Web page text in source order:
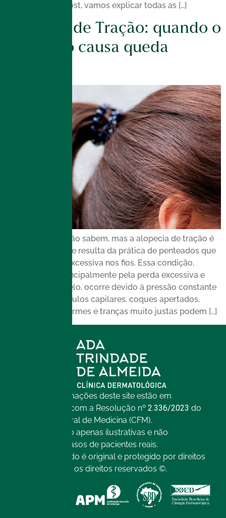
solução. Neste post, vamos explicar todas as […]
Alopecia de Tração: quando o
penteado causa queda
Muitas pessoas não sabem, mas a alopecia de tração é
uma condição que resulta da prática de penteados que
exercem tração excessiva nos fios. Essa condição,
caracterizada principalmente pela perda excessiva e
repentina de cabelo, ocorre devido à pressão constante
aplicada aos folículos capilares. coques apertados,
rabos de cavalo firmes e tranças muito justas podem […]
Todas as informações deste site estão em
conformidade com a Resolução nº 2.336/2023 do
Conselho Federal de Medicina (CFM).
As imagens são apenas ilustrativas e não
representam casos de pacientes reais.
Todo o conteúdo é original e protegido por direitos
autorais. Todos os direitos reservados ©.